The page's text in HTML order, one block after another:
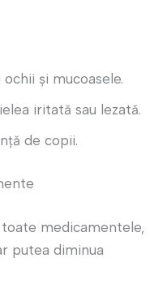
și mucoasele.
iritată sau lezată.
de copii.
medicamentele,
putea diminua